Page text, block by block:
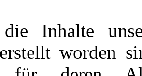
Inhalte
worden